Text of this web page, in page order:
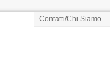
Contatti/Chi Siamo